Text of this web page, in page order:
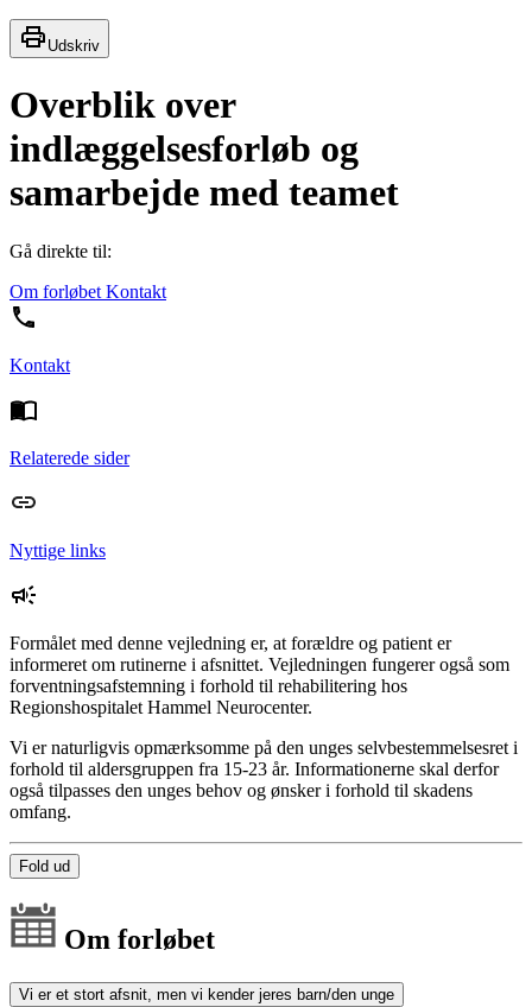
Udskriv
Overblik over
indlæggelsesforløb og
samarbejde med teamet
Gå direkte til:
Om forløbet Kontakt
Kontakt
Relaterede sider
Nyttige links
Formålet med denne vejledning er, at forældre og patient er
informeret om rutinerne i afsnittet. Vejledningen fungerer også som
forventningsafstemning i forhold til rehabilitering hos
Regionshospitalet Hammel Neurocenter.
Vi er naturligvis opmærksomme på den unges selvbestemmelsesret i
forhold til aldersgruppen fra 15-23 år. Informationerne skal derfor
også tilpasses den unges behov og ønsker i forhold til skadens
omfang.
Fold ud
Om forløbet
Vi er et stort afsnit, men vi kender jeres barn/den unge